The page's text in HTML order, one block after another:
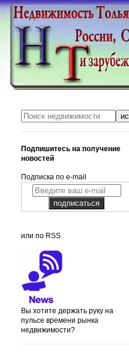
Подпишитесь на получение
новостей
Подписка по e-mail
или по RSS
Вы хотите держать руку на
пульсе времени рынка
недвижимости?